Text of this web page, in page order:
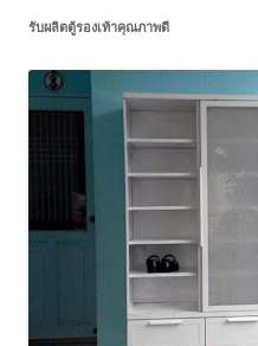
รับผลิตตู้รองเท้าคุณภาพดี